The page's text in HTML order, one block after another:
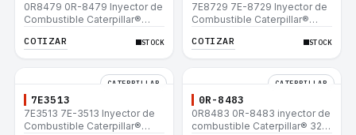
0R8479 0R-8479 Inyector de
Combustible Caterpillar®
IT14B 910E
COTIZAR STOCK
7E8729 7E-8729 Inyector de
Combustible Caterpillar®
IT14B 910E
COTIZAR STOCK
CATERPILLAR
7E3513
7E3513 7E-3513 Inyector de
Combustible Caterpillar®
CATERPILLAR
0R-8483
0R8483 0R-8483 inyector de
combustible Caterpillar® 320